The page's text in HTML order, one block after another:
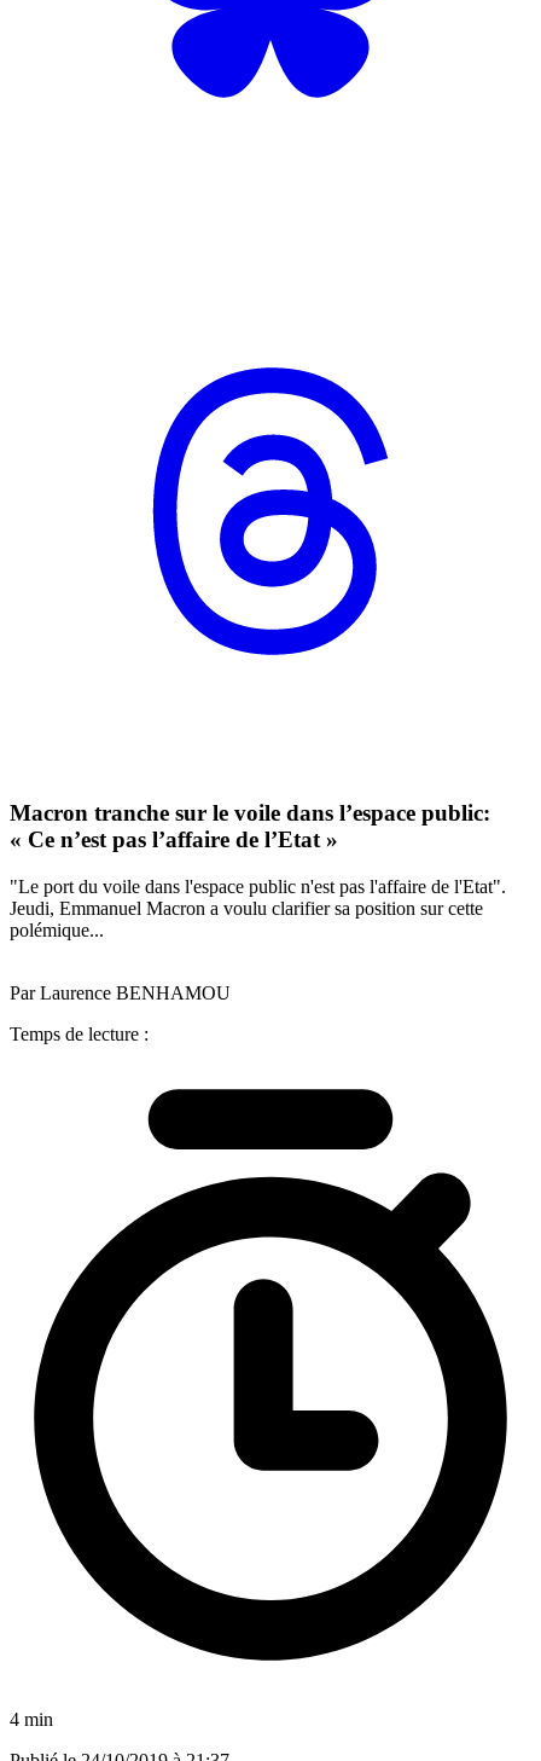
Macron tranche sur le voile dans l’espace public:
« Ce n’est pas l’affaire de l’Etat »
"Le port du voile dans l'espace public n'est pas l'affaire de l'Etat".
Jeudi, Emmanuel Macron a voulu clarifier sa position sur cette
polémique...
Par Laurence BENHAMOU
Temps de lecture :
4 min